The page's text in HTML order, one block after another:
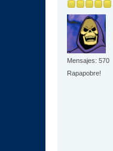
Mensajes: 570
Rapapobre!